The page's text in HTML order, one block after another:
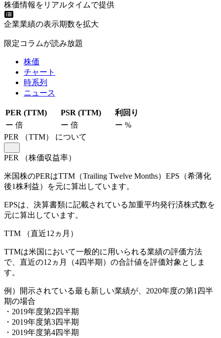
株価情報をリアルタイムで提供
企業業績の表示期数を拡大
限定コラムが読み放題
株価
チャート
時系列
ニュース
PER (TTM) PSR (TTM)
利回り
ー 倍 ー 倍 ー %
PER
（TTM） について
PER （株価収益率）
米国株のPERはTTM（Trailing Twelve Months）EPS（希薄化
後1株利益）を元に算出しています。
EPSは、決算書類に記載されている加重平均発行済株式数を
元に算出しています。
TTM （直近12ヵ月）
TTMは米国において一般的に用いられる業績の評価方法
で、直近の12ヵ月（4四半期）の合計値を評価対象としま
す。
例）開示されている最も新しい業績が、2020年度の第1四半
期の場合
・2019年度第2四半期
・2019年度第3四半期
・2019年度第4四半期